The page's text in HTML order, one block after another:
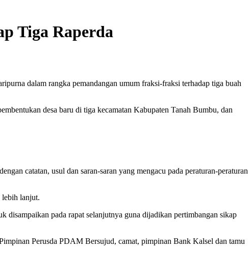
Tiga Raperda
dalam rangka pemandangan umum fraksi-fraksi terhadap tiga buah
desa baru di tiga kecamatan Kabupaten Tanah Bumbu, dan
catatan, usul dan saran-saran yang mengacu pada peraturan-peraturan
lebih lanjut.
pada rapat selanjutnya guna dijadikan pertimbangan sikap
Perusda PDAM Bersujud, camat, pimpinan Bank Kalsel dan tamu